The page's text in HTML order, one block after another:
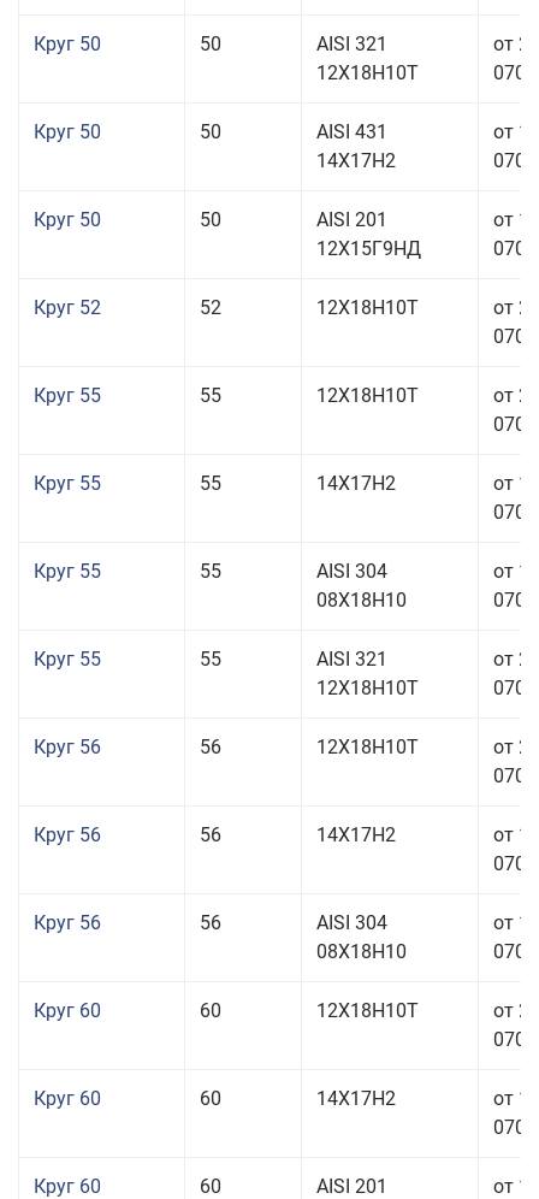
Круг 50 50
AISI 321
12Х18Н10Т
от
Круг 50 50
AISI 431
14Х17Н2
от
Круг 50 50
AISI 201
12Х15Г9НД
от
Круг 52 52 12Х18Н10Т
от
Круг 55 55 12Х18Н10Т
от
Круг 55 55 14Х17Н2
от
Круг 55 55
AISI 304
08Х18Н10
от
Круг 55 55
AISI 321
12Х18Н10Т
от
Круг 56 56 12Х18Н10Т
от
Круг 56 56 14Х17Н2
от
Круг 56 56
AISI 304
08Х18Н10
от
Круг 60 60 12Х18Н10Т
от
Круг 60 60 14Х17Н2
от
Круг 60 60
AISI 201
от